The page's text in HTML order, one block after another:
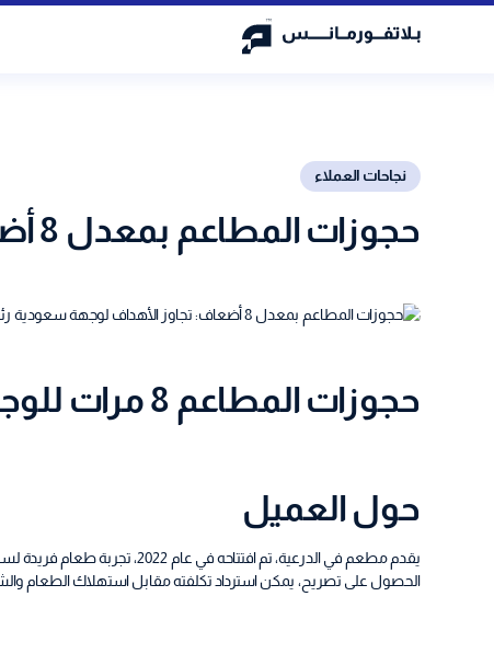
نجاحات العملاء
حجوزات المطاعم بمعدل 8 أضعاف: تجاوز الأهداف لوجهة سعودية رئيسية
حجوزات المطاعم 8 مرات للوجهة السعودية الرئيسية
حول العميل
يقدم مطعم في الدرعية، تم
الحصول على تصريح، يمكن استرداد تكلفته مقابل استهلاك الطعام